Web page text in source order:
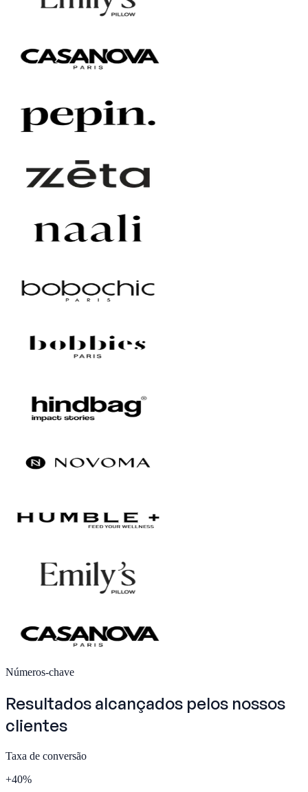
Números-chave
Resultados alcançados pelos nossos
clientes
Taxa de conversão
+40%